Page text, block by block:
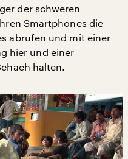
der schweren
Smartphones die
abrufen und mit einer
hier und einer
halten.